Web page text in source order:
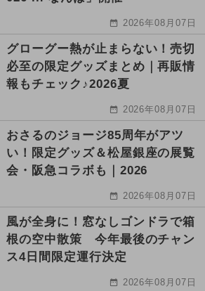
2026年08月07日
グローグー熱が止まらない！売切
必至の限定グッズまとめ｜再販情
報もチェック♪2026夏
2026年08月07日
おさるのジョージ85周年がアツ
い！限定グッズ＆松屋銀座の展覧
会・阪急コラボも｜2026
2026年08月07日
風が全身に！窓なしゴンドラで箱
根の空中散策 今年最後のチャン
ス4日間限定運行決定
2026年08月07日